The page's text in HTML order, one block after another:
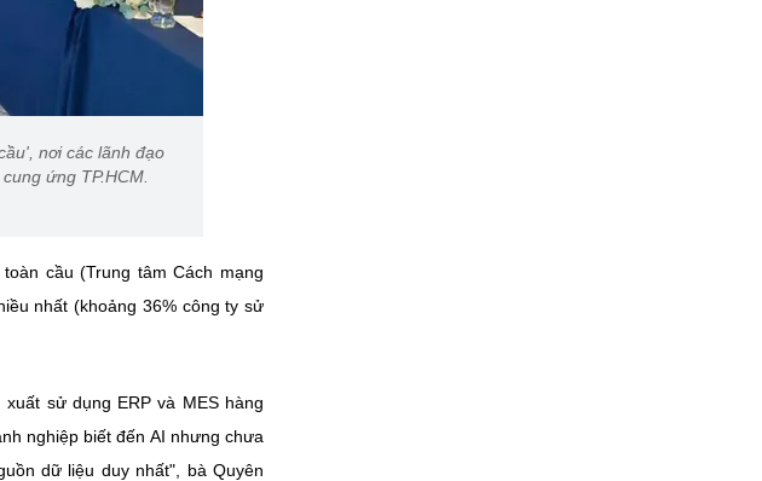
nơi các lãnh đạo
ứng TP.HCM.
cầu (Trung tâm Cách mạng
nhất (khoảng 36% công ty sử
sử dụng ERP và MES hàng
nghiệp biết đến AI nhưng chưa
dữ liệu duy nhất", bà Quyên